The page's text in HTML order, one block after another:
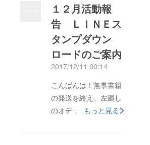
変遅くなりましたが、
これがこのプロジェク
トの最後の活動報告と
なります！ ２０１７
年２月に支援の募集を
デット書籍化プロジェ
クト」は皆さんの沢山
の応援を経て、２０１
１２月活動報
告 ＬＩＮＥス
タンプダウン
ロードのご案内
2017/12/11 00:14
こんばんは！無事書籍
の発送を終え、左廻し
のオデット書籍化プロ
もっと見る